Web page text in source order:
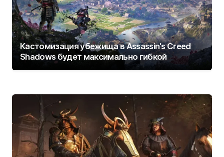
Кастомизация убежища в Assassin's Creed
Shadows будет максимально гибкой